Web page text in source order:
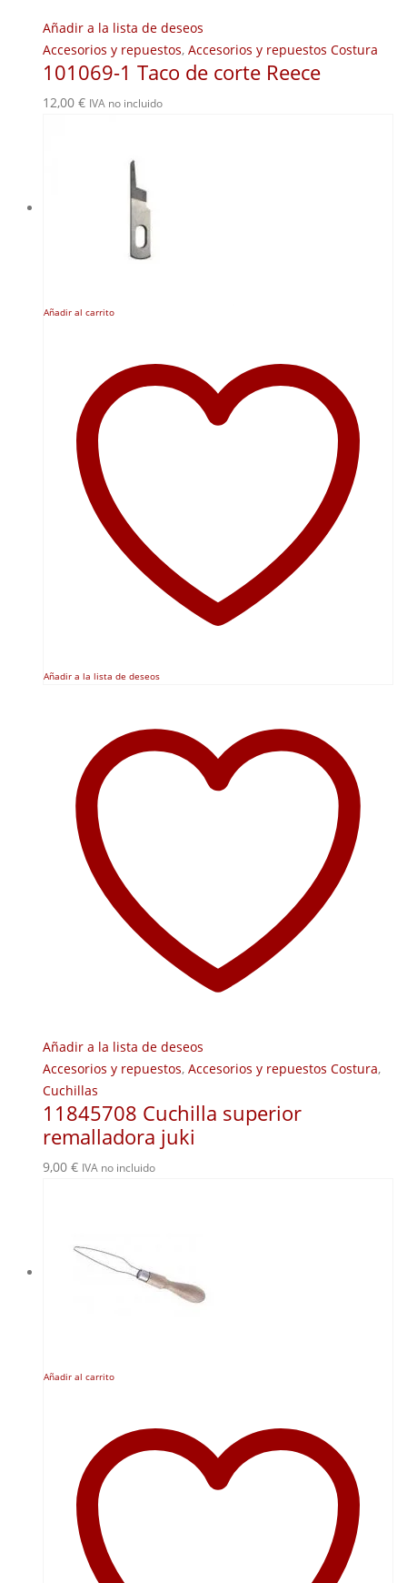
Añadir a la lista de deseos
Accesorios y repuestos, Accesorios y repuestos Costura
101069-1 Taco de corte Reece
12,00 € IVA no incluido
Añadir al carrito
Añadir a la lista de deseos
Añadir a la lista de deseos
Accesorios y repuestos, Accesorios y repuestos Costura,
Cuchillas
11845708 Cuchilla superior
remalladora juki
9,00 € IVA no incluido
Añadir al carrito